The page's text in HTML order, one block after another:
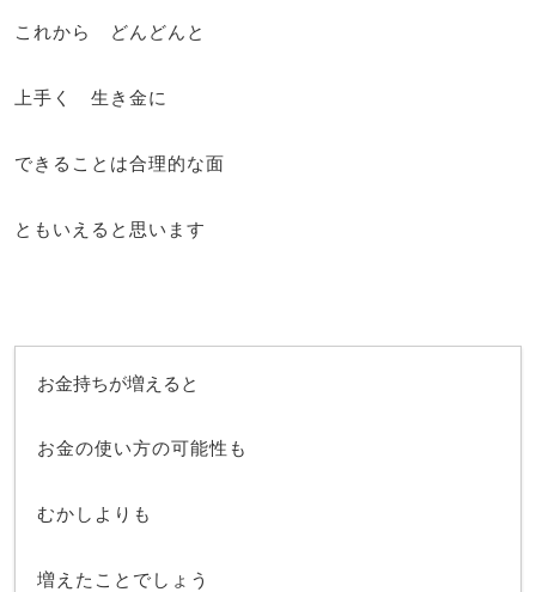
これから どんどんと
上手く 生き金に
できることは合理的な面
ともいえると思います
お金持ちが増えると
お金の使い方の可能性も
むかしよりも
増えたことでしょう